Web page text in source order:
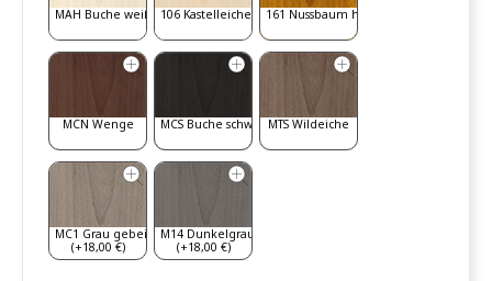
MAH Buche weiß gebeizt106 Kastelleiche 161 Nussbaum hell
MCN Wenge MCS Buche schwarzMTS Wildeiche
MC1 Grau gebeizt
(+18,00 €)
M14 Dunkelgrau
(+18,00 €)